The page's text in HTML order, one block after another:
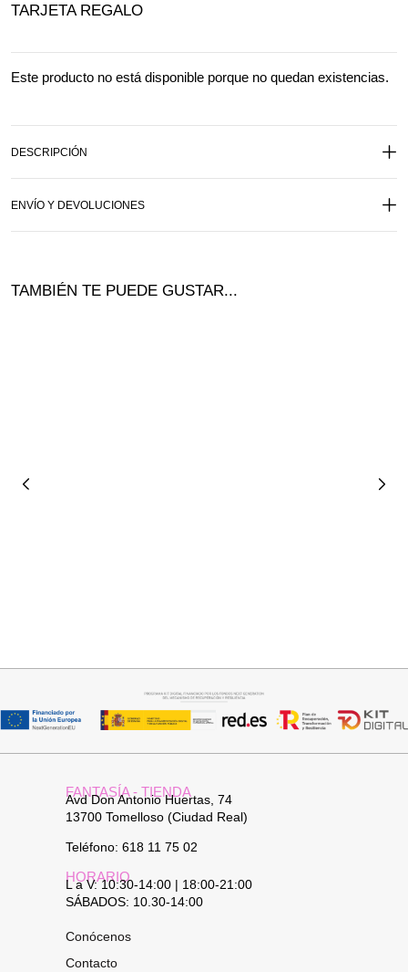
TARJETA REGALO
Este producto no está disponible porque no quedan existencias.
DESCRIPCIÓN
ENVÍO Y DEVOLUCIONES
TAMBIÉN TE PUEDE GUSTAR...
FANTASÍA - TIENDA
Avd Don Antonio Huertas, 74
13700 Tomelloso (Ciudad Real)
Teléfono: 618 11 75 02
HORARIO
L a V: 10:30-14:00 | 18:00-21:00
SÁBADOS: 10.30-14:00
Conócenos
Contacto